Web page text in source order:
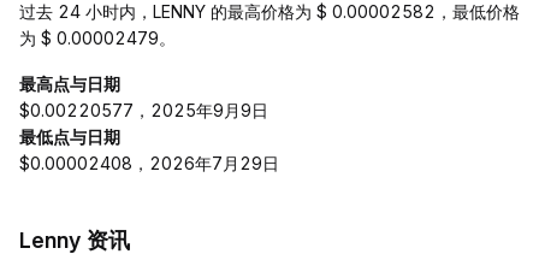
过去 24 小时内，LENNY 的最高价格为 $ 0.00002582，最低价格
为 $ 0.00002479。
最高点与日期
$0.00220577，2025年9月9日
最低点与日期
$0.00002408，2026年7月29日
Lenny 资讯